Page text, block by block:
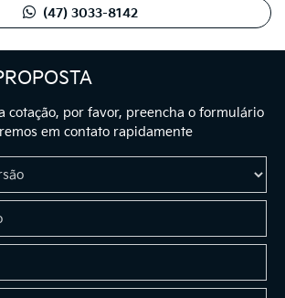
cotação, por favor, preencha o formulário
em contato rapidamente
(47) 3033-8142